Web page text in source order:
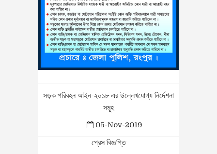
সড়ক পরিবহন আইন-২০১৮ এর উল্লেখযোগ্য নির্দেশনা
সমূহ
05-Nov-2019
প্রেস বিজ্ঞপ্তি